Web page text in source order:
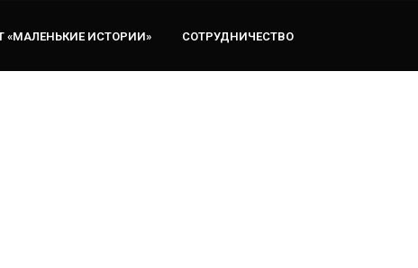
«МАЛЕНЬКИЕ ИСТОРИИ» СОТРУДНИЧЕСТВО